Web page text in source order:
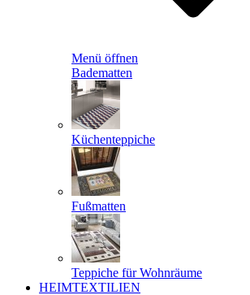
Menü öffnen
Badematten
Küchenteppiche
Fußmatten
Teppiche für Wohnräume
HEIMTEXTILIEN